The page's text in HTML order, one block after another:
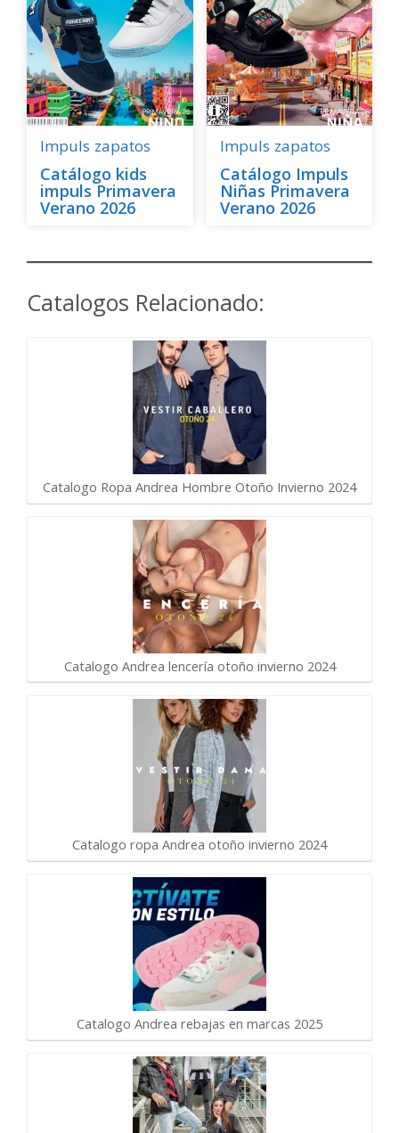
Impuls zapatos
Catálogo kids
impuls Primavera
Verano 2026
Impuls zapatos
Catálogo Impuls
Niñas Primavera
Verano 2026
Catalogos Relacionado:
Catalogo Ropa Andrea Hombre Otoño Invierno 2024
Catalogo Andrea lencería otoño invierno 2024
Catalogo ropa Andrea otoño invierno 2024
Catalogo Andrea rebajas en marcas 2025